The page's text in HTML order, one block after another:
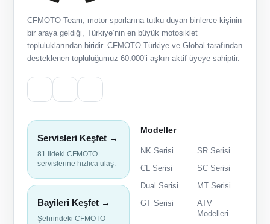
CFMOTO Team, motor sporlarına tutku duyan binlerce kişinin
bir araya geldiği, Türkiye’nin en büyük motosiklet
topluluklarından biridir. CFMOTO Türkiye ve Global tarafından
desteklenen topluluğumuz 60.000’i aşkın aktif üyeye sahiptir.
Servisleri Keşfet →
81 ildeki CFMOTO
servislerine hızlıca ulaş.
Bayileri Keşfet →
Şehrindeki CFMOTO
Modeller
NK Serisi
SR Serisi
CL Serisi
SC Serisi
Dual Serisi
MT Serisi
GT Serisi
ATV
Modelleri